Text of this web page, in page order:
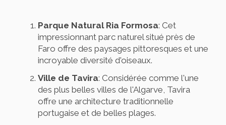
Parque Natural Ria Formosa: Cet
impressionnant parc naturel situé près de
Faro offre des paysages pittoresques et une
incroyable diversité d'oiseaux.
Ville de Tavira: Considérée comme l'une
des plus belles villes de l'Algarve, Tavira
offre une architecture traditionnelle
portugaise et de belles plages.